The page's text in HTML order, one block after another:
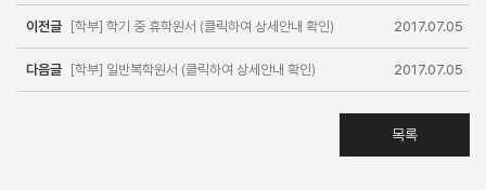
이전글 [학부] 학기 중 휴학원서 (클릭하여 상세안내 확인) 2017.07.05
다음글 [학부] 일반복학원서 (클릭하여 상세안내 확인) 2017.07.05
목록